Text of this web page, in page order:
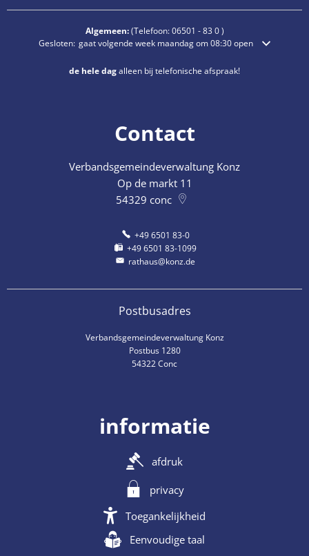
Algemeen:(Telefoon:06501 - 83 0)
Klik om extra openings- of sluitingstijden te verbergen
Gesloten: gaat volgende week maandag om 08:30 open
de hele dagalleen bij telefonische afspraak!
Contact
Verbandsgemeindeverwaltung Konz
Op de markt 11
54329 conc
+49 6501 83-0
+49 6501 83-1099
rathaus@konz.de
Postbusadres
Verbandsgemeindeverwaltung Konz
Postbus 1280
54322 Conc
informatie
afdruk
privacy
Toegankelijkheid
Eenvoudige taal